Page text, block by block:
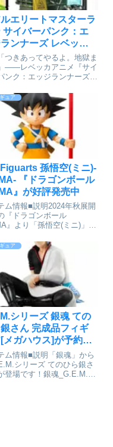
エリートマスターラ
サイバーパンク：エ
ンナーズ レベッカ
[プライム1スタジオ]
受付開始
つきあってやるよ。地獄ま
――レベッカアニメ『サイ
ンク：エッジランナーズ』
ーラインで立体化！レベッ
イビッドのクルーを、原作
『サイバーパンク 2077』
テイストで表現したら...
ュア
孫悟空(ミニ)-
『ドラゴンボール
』が好評発売中
ム情報■説明2024年秋展開
『ドラゴンボール
』より「孫悟空(ミニ)」が
の『ドラゴンボール
』より「孫悟空(ミニ)」
中イメージのサイズ感、独
動構造採...
ュア
シリーズ 銀魂 ての
さん 完成品フィギ
メガハウス]が予約受
ム情報■説明「銀魂」から
シリーズ てのひら銀さ
登場です！銀魂_G.E.M.シ